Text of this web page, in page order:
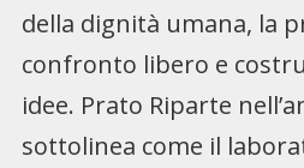
della dignità umana, la
confronto libero e
idee. Prato Riparte
sottolinea come il